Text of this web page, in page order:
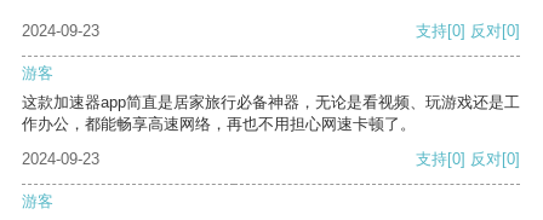
2024-09-23 支持[0] 反对[0]
游客
这款加速器app简直是居家旅行必备神器，无论是看视频、玩游戏还是工
作办公，都能畅享高速网络，再也不用担心网速卡顿了。
2024-09-23
支持[0] 反对[0]
游客